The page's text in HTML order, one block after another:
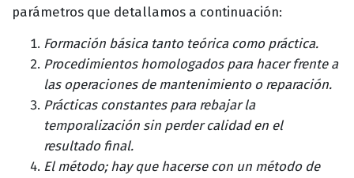
parámetros que detallamos a continuación:
Formación básica tanto teórica como práctica.
Procedimientos homologados para hacer frente a
las operaciones de mantenimiento o reparación.
Prácticas constantes para rebajar la
temporalización sin perder calidad en el
resultado final.
El método; hay que hacerse con un método de